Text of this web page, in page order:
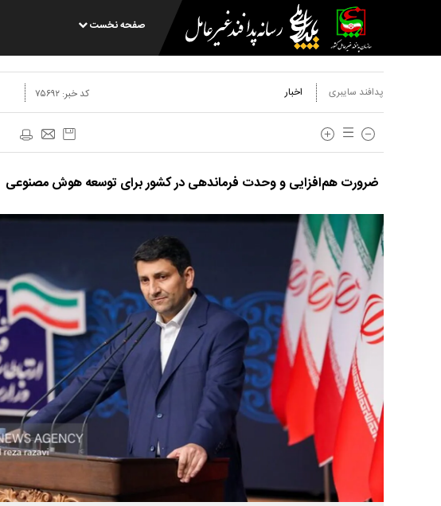
صفحه نخست
پدافند سایبری اخبار کد خبر: ۷۵۶۹۲
ضرورت هم‌افزایی و وحدت فرماندهی در کشور برای توسعه هوش مصنوعی